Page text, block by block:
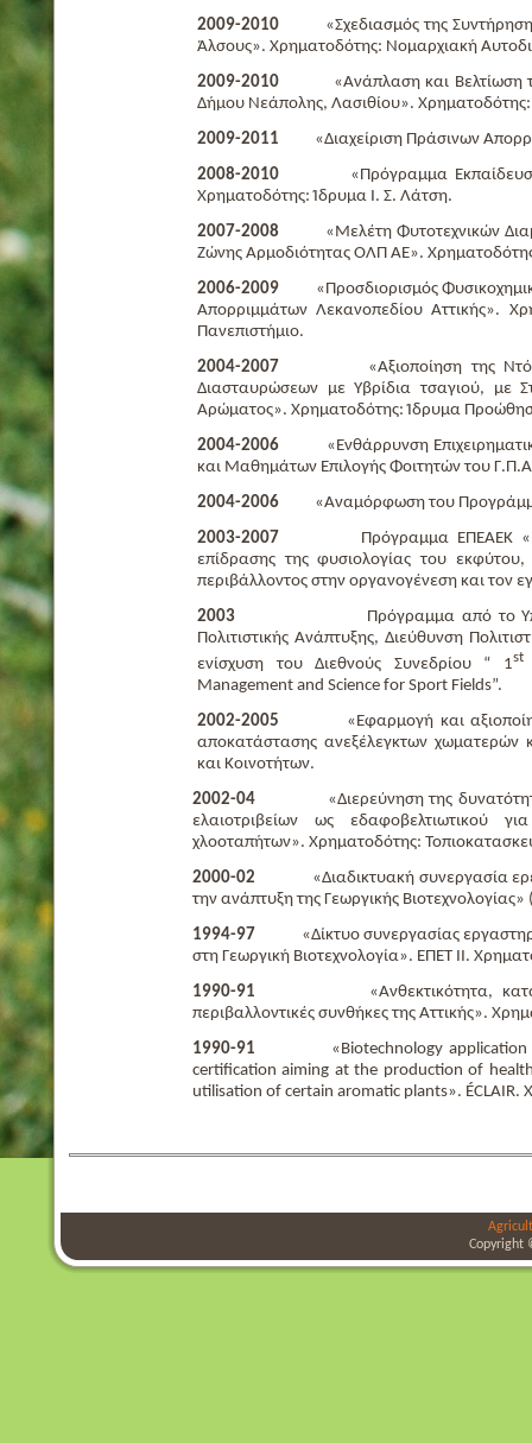
2009-2010
«Σχεδιασμός της
Άλσους». Χρηματοδότης: Νομαρχιακή
2009-2010
«Ανάπλαση και Βελτίωση
Δήμου Νεάπολης, Λασιθίου».
2009-2011
«Διαχείριση Πράσινων
2008-2010 «Πρόγραμμα Εκπαίδευσης
Χρηματοδότης: Ίδρυμα Ι. Σ. Λάτση.
2007-2008 «Μελέτη Φυτοτεχνικών
Ζώνης Αρμοδιότητας ΟΛΠ ΑΕ».
2006-2009 «Προσδιορισμός
Απορριμμάτων Λεκανοπεδίου Αττικής».
Πανεπιστήμιο.
2004-2007 «Αξιοποίηση της
Διασταυρώσεων με Υβρίδια τσαγιού, με
Αρώματος». Χρηματοδότης: Ίδρυμα
2004-2006
«Ενθάρρυνση
και Μαθημάτων Επιλογής Φοιτητών του
2004-2006 «Αναμόρφωση του
2003-2007
Πρόγραμμα ΕΠΕΑΕΚ
επίδρασης της φυσιολογίας του
περιβάλλοντος στην οργανογένεση και τον
2003
Πρόγραμμα από το
Πολιτιστικής Ανάπτυξης, Διεύθυνση
ενίσχυση του Διεθνούς Συνεδρίου “ 1st
Management and Science for Sport Fields”.
2002-2005 «Εφαρμογή και αξιοποίηση
αποκατάστασης ανεξέλεγκτων χωματερών
και Κοινοτήτων.
2002-04
«Διερεύνηση της
ελαιοτριβείων ως εδαφοβελτιωτικού
χλοοταπήτων». Χρηματοδότης:
2000-02 «Διαδικτυακή συνεργασία
την ανάπτυξη της Γεωργικής
1994-97
«Δίκτυο συνεργασίας
στη Γεωργική Βιοτεχνολογία». ΕΠΕΤ ΙΙ.
1990-91 «Ανθεκτικότητα,
περιβαλλοντικές συνθήκες της Αττικής».
1990-91
«Biotechnology application
certification aiming at the production of
utilisation of certain aromatic plants». ÉCLAIR.
Copyright
bursa
bursa
bursa